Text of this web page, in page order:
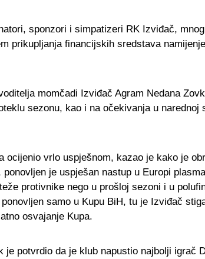
sponzori i simpatizeri RK Izviđač,
prikupljanja financijskih sredstava
momčadi Izviđač Agram Nedana
sezonu, kao i na očekivanja u narednoj
vrlo uspješnom, kazao je kako je
je uspješan nastup u Europi
protivnike nego u prošloj sezoni i u
samo u Kupu BiH, tu je Izviđač
osvajanje Kupa.
potvrdio da je klub napustio najbolji igrač